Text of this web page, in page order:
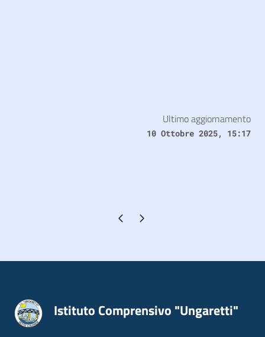
Ultimo aggiornamento
10 Ottobre 2025, 15:17
Pagina precedente
Pagina successiva
Istituto Comprensivo "Ungaretti"